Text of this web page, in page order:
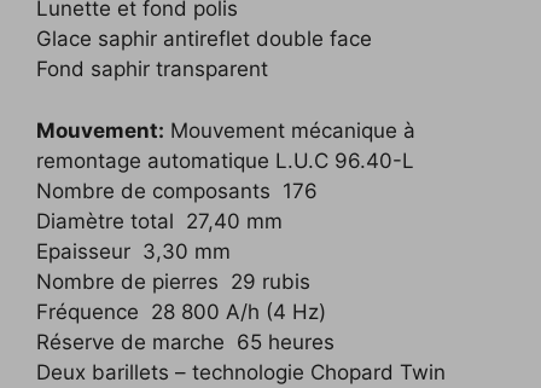
Lunette et fond polis
Glace saphir antireflet double face
Fond saphir transparent
Mouvement: Mouvement mécanique à
remontage automatique L.U.C 96.40-L
Nombre de composants 176
Diamètre total 27,40 mm
Epaisseur 3,30 mm
Nombre de pierres 29 rubis
Fréquence 28 800 A/h (4 Hz)
Réserve de marche 65 heures
Deux barillets – technologie Chopard Twin